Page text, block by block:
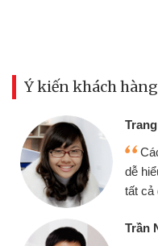
Ý kiến khách hàng
online sử dụng thân thiện,
gian giải ngân nhanh chóng
ra lãi suất rất tốt